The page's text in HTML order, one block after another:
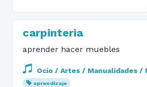
carpinteria
aprender hacer muebles
Ocio / Artes / Manualidades /
aprendizaje